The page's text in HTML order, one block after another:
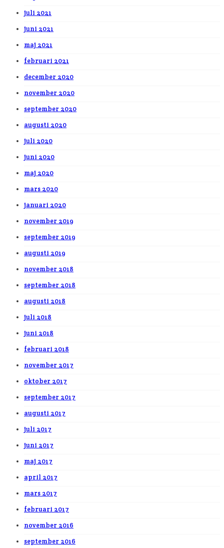
juli 2021
juni 2021
maj 2021
februari 2021
december 2020
november 2020
september 2020
augusti 2020
juli 2020
juni 2020
maj 2020
mars 2020
januari 2020
november 2019
september 2019
augusti 2019
november 2018
september 2018
augusti 2018
juli 2018
juni 2018
februari 2018
november 2017
oktober 2017
september 2017
augusti 2017
juli 2017
juni 2017
maj 2017
april 2017
mars 2017
februari 2017
november 2016
september 2016